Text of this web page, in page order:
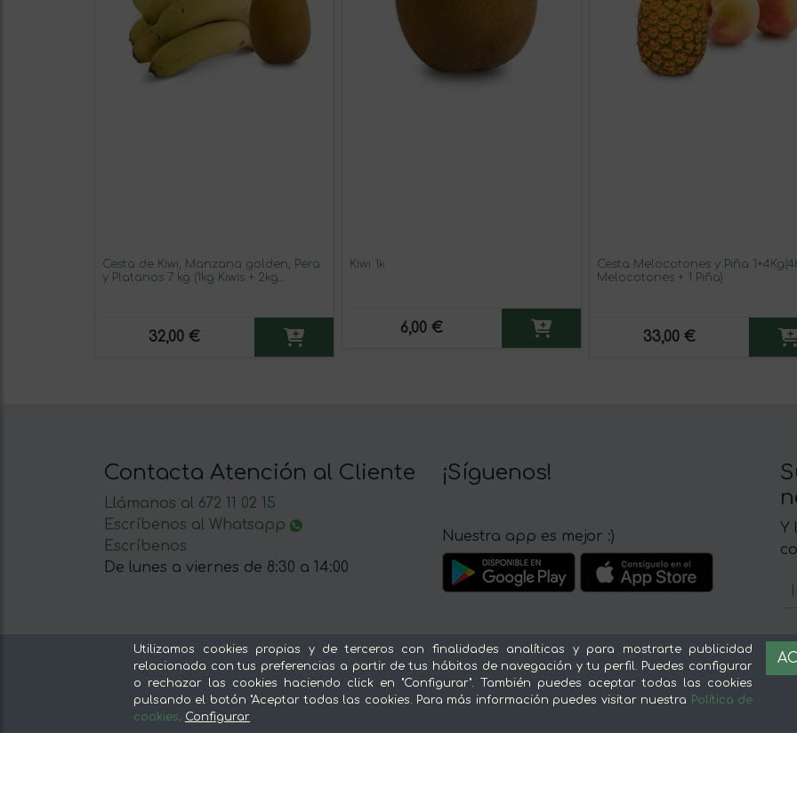
Cesta de Kiwi, Manzana golden, Pera
y Platanos 7 kg (1kg Kiwis + 2kg
32,00 €
Kiwi 1k
6,00 €
Cesta Melocotones y Piña
Melocotones + 1 Piña)
33,00 €
Contacta Atención al Cliente
Llámanos al 672 11 02 15
Escríbenos al Whatsapp
Escríbenos
De lunes a viernes de 8:30 a 14:00
¡Síguenos!
Nuestra app es mejor :)
Y
Nuestras secciones
Del productor, sin intermediarios
Tiendas Especializadas y Productos
Sobre mentta
Ventajas de comprar comida online en
Utilizamos cookies propias y de terceros con finalidades analíticas y para mostrarte publicidad
relacionada con tus preferencias a partir de tus hábitos de navegación y tu perfil. Puedes configurar
o rechazar las cookies haciendo click en "Configurar". También puedes aceptar todas las cookies
pulsando el botón "Aceptar todas las cookies. Para más información puedes visitar nuestra Política de
cookies. Configurar